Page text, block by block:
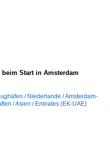
(OSL-ENGM)
(VIE-LOWW)
beim Start in Amsterdam
/ Niederlande / Amsterdam-
/ Asien / Emirates (EK-UAE)